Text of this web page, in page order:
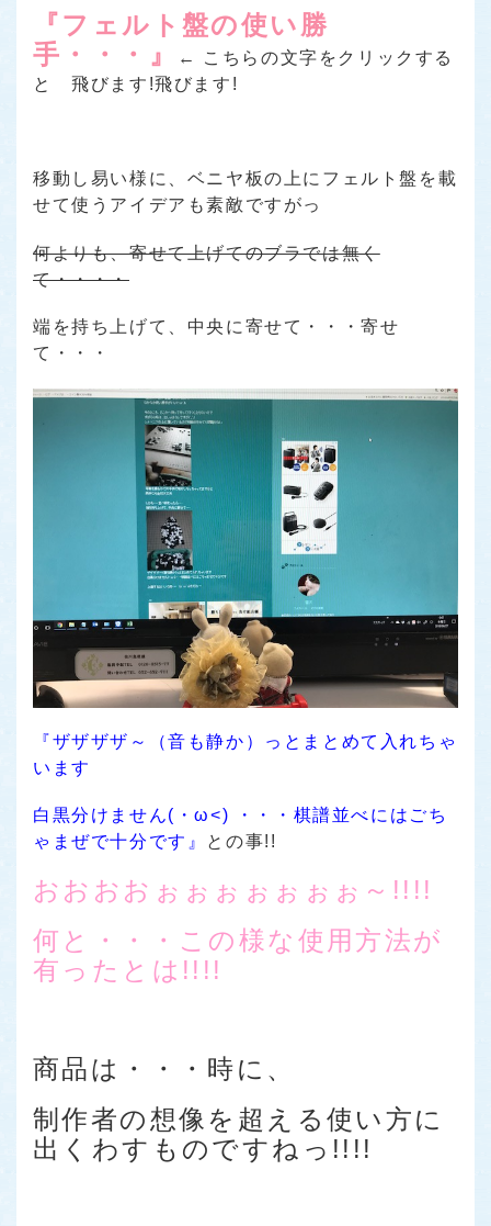
『フェルト盤の使い勝
手・・・』
← こちらの文字をクリックする
と 飛びます!飛びます!
移動し易い様に、ベニヤ板の上にフェルト盤を載
せて使うアイデアも素敵ですがっ
何よりも、寄せて上げてのブラでは無く
て・・・・
端を持ち上げて、中央に寄せて・・・寄せ
て・・・
『ザザザザ～（音も静か）っとまとめて入れちゃ
います
白黒分けません(・ω<) ・・・棋譜並べにはごち
ゃまぜで十分です』 との事!!
おおおおぉぉぉぉぉぉぉ～!!!!
何と・・・この様な使用方法が
有ったとは!!!!
商品は・・・時に、
制作者の想像を超える使い方に
出くわすものですねっ!!!!